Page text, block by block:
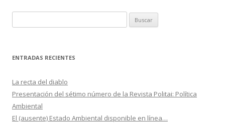
k r
u
c
r
:
ENTRADAS RECIENTES
La recta del diablo
Presentación del sétimo número de la Revista Politai: Política
Ambiental
El (ausente) Estado Ambiental disponible en línea…